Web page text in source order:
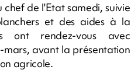
de l'Etat samedi, suivie
et des aides à la
ont rendez-vous avec
avant la présentation
agricole.